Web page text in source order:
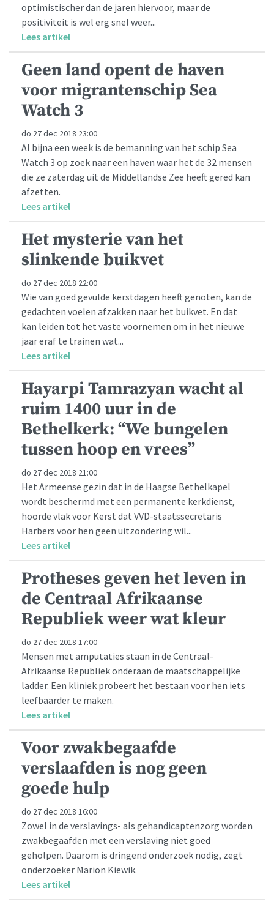
optimistischer dan de jaren hiervoor, maar de
positiviteit is wel erg snel weer...
Lees artikel
Geen land opent de haven
voor migrantenschip Sea
Watch 3
do 27 dec 2018 23:00
Al bijna een week is de bemanning van het schip Sea
Watch 3 op zoek naar een haven waar het de 32 mensen
die ze zaterdag uit de Middellandse Zee heeft gered kan
afzetten.
Lees artikel
Het mysterie van het
slinkende buikvet
do 27 dec 2018 22:00
Wie van goed gevulde kerstdagen heeft genoten, kan de
gedachten voelen afzakken naar het buikvet. En dat
kan leiden tot het vaste voornemen om in het nieuwe
jaar eraf te trainen wat...
Lees artikel
Hayarpi Tamrazyan wacht al
ruim 1400 uur in de
Bethelkerk: “We bungelen
tussen hoop en vrees”
do 27 dec 2018 21:00
Het Armeense gezin dat in de Haagse Bethelkapel
wordt beschermd met een permanente kerkdienst,
hoorde vlak voor Kerst dat VVD-staatssecretaris
Harbers voor hen geen uitzondering wil...
Lees artikel
Protheses geven het leven in
de Centraal Afrikaanse
Republiek weer wat kleur
do 27 dec 2018 17:00
Mensen met amputaties staan in de Centraal-
Afrikaanse Republiek onderaan de maatschappelijke
ladder. Een kliniek probeert het bestaan voor hen iets
leefbaarder te maken.
Lees artikel
Voor zwakbegaafde
verslaafden is nog geen
goede hulp
do 27 dec 2018 16:00
Zowel in de verslavings- als gehandicaptenzorg worden
zwakbegaafden met een verslaving niet goed
geholpen. Daarom is dringend onderzoek nodig, zegt
onderzoeker Marion Kiewik.
Lees artikel